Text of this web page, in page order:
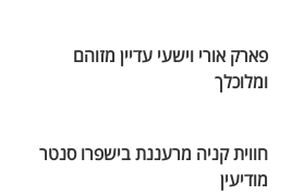
פארק אורי וישעי עדיין מזוהם
ומלוכלך
חווית קניה מרעננת בישפרו סנטר
מודיעין